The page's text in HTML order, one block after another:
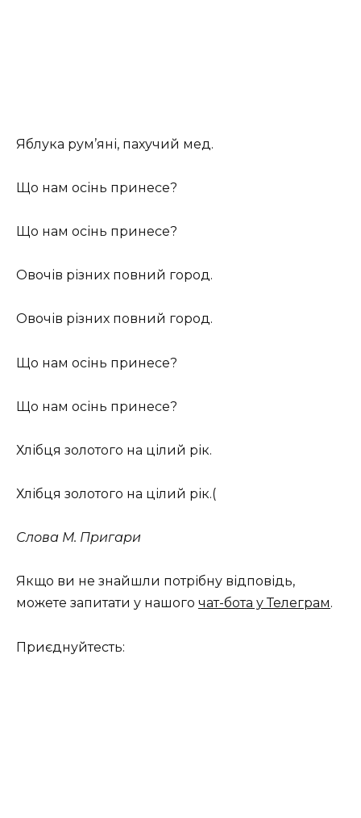
Яблука рум’яні, пахучий мед.
Що нам осінь принесе?
Що нам осінь принесе?
Овочів різних повний город.
Овочів різних повний город.
Що нам осінь принесе?
Що нам осінь принесе?
Хлібця золотого на цілий рік.
Хлібця золотого на цілий рік.(
Слова М. Пригари
Якщо ви не знайшли потрібну відповідь,
можете запитати у нашого чат-бота у Телеграм.
Приєднуйтесть: